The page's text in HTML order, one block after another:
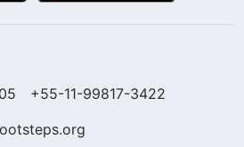
+55-11-99817-3422